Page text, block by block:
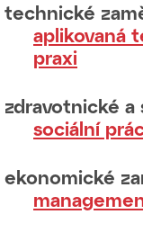
technické
aplikovaná
praxi
zdravotnické a
sociální
ekonomické